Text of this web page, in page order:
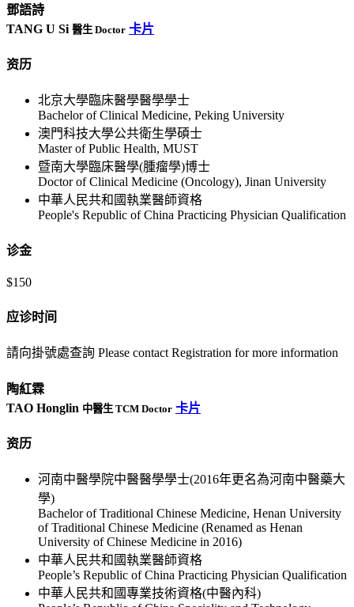
鄧語詩
TANG U Si 醫生 Doctor 卡片
资历
北京大學臨床醫學醫學學士
Bachelor of Clinical Medicine, Peking University
澳門科技大學公共衛生學碩士
Master of Public Health, MUST
暨南大學臨床醫學(腫瘤學)博士
Doctor of Clinical Medicine (Oncology), Jinan University
中華人民共和國執業醫師資格
People's Republic of China Practicing Physician Qualification
诊金
$150
应诊时间
請向掛號處查詢 Please contact Registration for more information
陶紅霖
TAO Honglin 中醫生 TCM Doctor 卡片
资历
河南中醫學院中醫醫學學士(2016年更名為河南中醫藥大
學)
Bachelor of Traditional Chinese Medicine, Henan University
of Traditional Chinese Medicine (Renamed as Henan
University of Chinese Medicine in 2016)
中華人民共和國執業醫師資格
People’s Republic of China Practicing Physician Qualification
中華人民共和國專業技術資格(中醫內科)